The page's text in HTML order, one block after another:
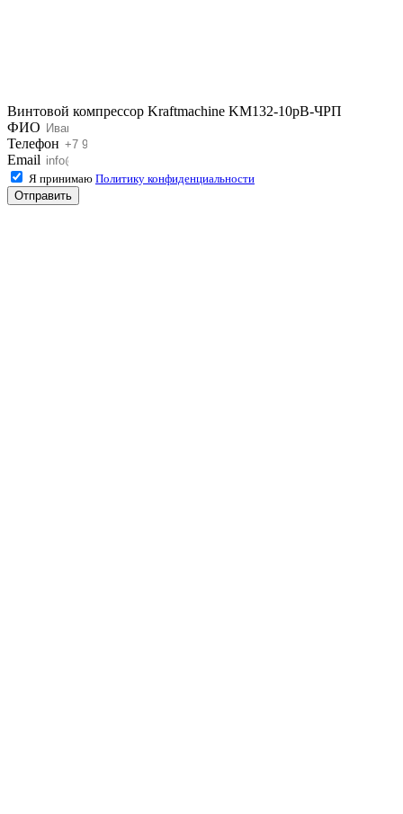
Винтовой компрессор Kraftmaсhine KM132-10рВ-ЧРП
ФИО
Телефон
Email
Я принимаю Политику конфиденциальности
Отправить